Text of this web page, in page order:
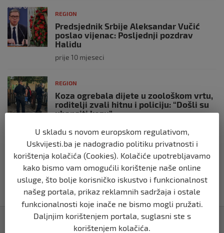
REGION
Predsjednik Srbije Aleksandar Vučić
poslao vijenac: Posljednji pozdrav
Halidu
prije 10 mjeseci
REGION
Koza ogrebala dijete u zoološkom vrtu,
roditelji zvali hitnu i policiju: “Došli su
uhapsiti kozu”
REGION
Vučić dramatično: “Biće rata, Vojska
Srbije je spremna”
prije 10 mjeseci
Izdvojeno
U skladu s novom europskom regulativom,
Uskvijesti.ba je nadogradio politiku privatnosti i
korištenja kolačića (Cookies). Kolačiće upotrebljavamo
kako bismo vam omogućili korištenje naše online
usluge, što bolje korisničko iskustvo i funkcionalnost
našeg portala, prikaz reklamnih sadržaja i ostale
funkcionalnosti koje inače ne bismo mogli pružati.
Daljnjim korištenjem portala, suglasni ste s
korištenjem kolačića.